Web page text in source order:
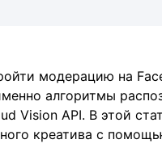
модерацию на
алгоритмы
Vision API. В этой
креатива с